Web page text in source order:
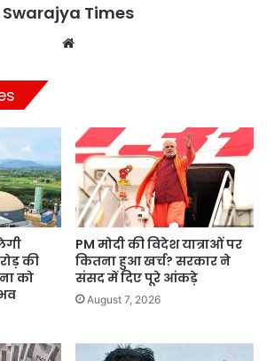
Swarajya Times
की
को
PM मोदी की विदेश यात्राओं पर
कितना हुआ खर्च? सरकार ने
संसद में दिए पूरे आंकड़े
August 7, 2026